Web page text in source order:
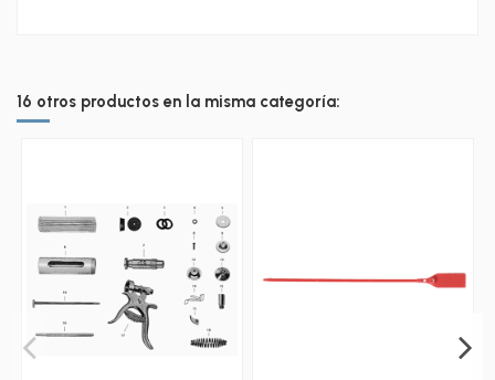
16 otros productos en la misma categoría: